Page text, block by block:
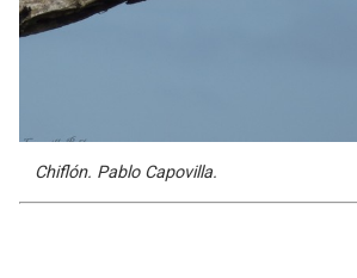
Chiflón. Pablo Capovilla.